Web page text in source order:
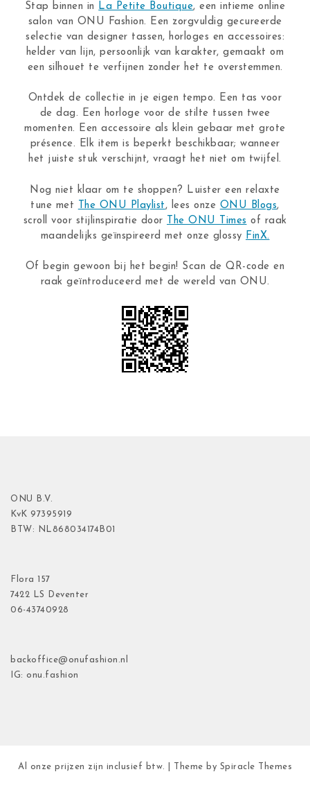
Stap binnen in La Petite Boutique, een intieme online
salon van ONU Fashion. Een zorgvuldig gecureerde
selectie van designer tassen, horloges en accessoires:
helder van lijn, persoonlijk van karakter, gemaakt om
een silhouet te verfijnen zonder het te overstemmen.
Ontdek de collectie in je eigen tempo. Een tas voor
de dag. Een horloge voor de stilte tussen twee
momenten. Een accessoire als klein gebaar met grote
présence. Elk item is beperkt beschikbaar; wanneer
het juiste stuk verschijnt, vraagt het niet om twijfel.
Nog niet klaar om te shoppen? Luister een relaxte
tune met
The ONU Playlist , lees onze ONU Blogs,
scroll voor stijlinspiratie door
The ONU Times of raak
maandelijks geïnspireerd met onze glossy FinX.
Of begin gewoon bij het begin! Scan de QR-code en
raak geïntroduceerd met de wereld van ONU.
ONU B.V.
KvK 97395919
BTW: NL868034174B01
Flora 157
7422 LS Deventer
06-43740928
backoffice@onufashion.nl
IG: onu.fashion
Al onze prijzen zijn inclusief btw. | Theme by Spiracle Themes